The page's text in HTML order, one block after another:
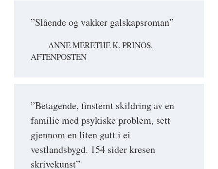
”Slående og vakker galskapsroman”
ANNE MERETHE K. PRINOS,
AFTENPOSTEN
”Betagende, finstemt skildring av en
familie med psykiske problem, sett
gjennom en liten gutt i ei
vestlandsbygd. 154 sider kresen
skrivekunst”